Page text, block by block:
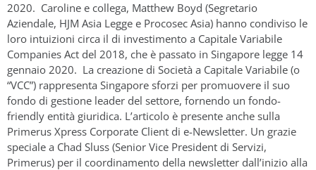
2020. Caroline e collega, Matthew Boyd (Segretario
Aziendale, HJM Asia Legge e Procosec Asia) hanno condiviso le
loro intuizioni circa il di investimento a Capitale Variabile
Companies Act del 2018, che è passato in Singapore legge 14
gennaio 2020. La creazione di Società a Capitale Variabile (o
“VCC”) rappresenta Singapore sforzi per promuovere il suo
fondo di gestione leader del settore, fornendo un fondo-
friendly entità giuridica. L’articolo è presente anche sulla
Primerus Xpress Corporate Client di e-Newsletter. Un grazie
speciale a Chad Sluss (Senior Vice President di Servizi,
Primerus) per il coordinamento della newsletter dall’inizio alla